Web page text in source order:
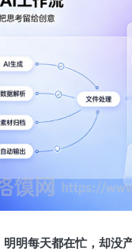
明明每天都在忙，却没